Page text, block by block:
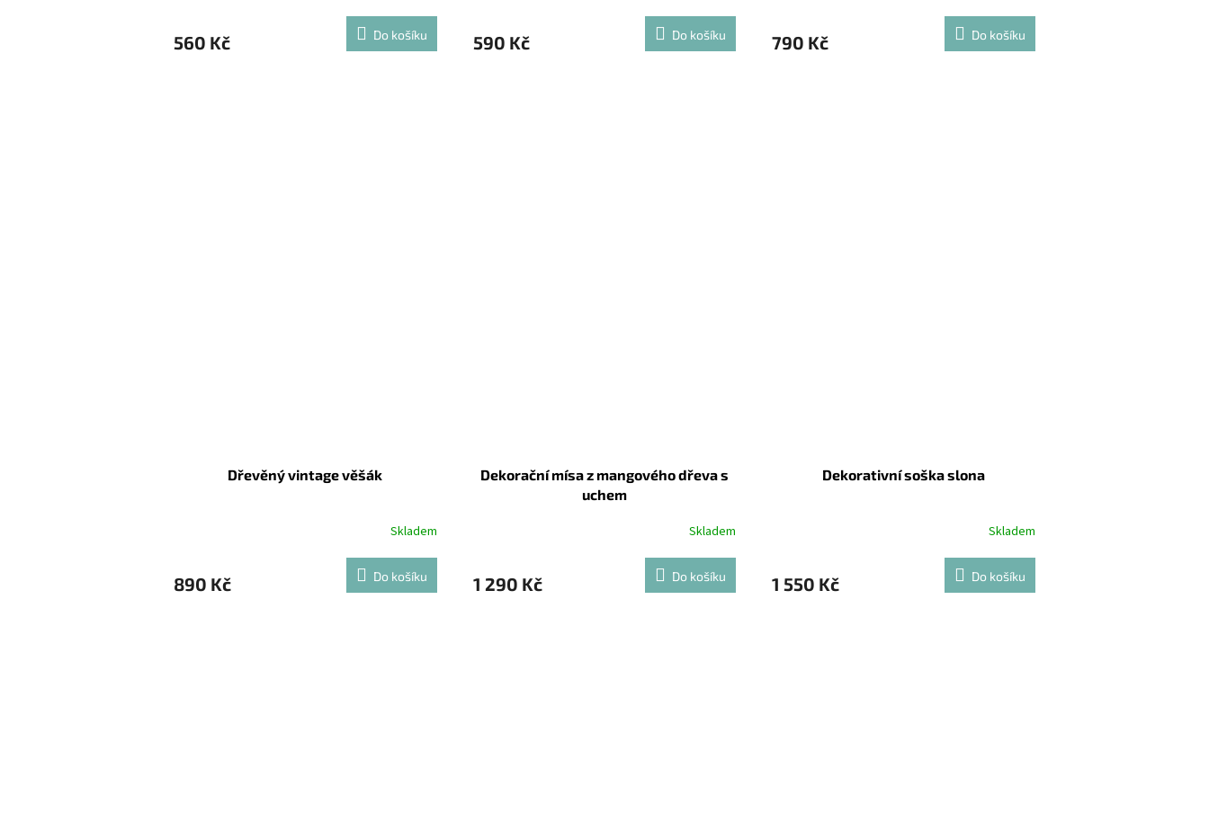
560 Kč Do košíku 590 Kč Do košíku 790 Kč Do košíku
Dřevěný vintage věšák
Skladem
890 Kč Do košíku
Dekorační mísa z mangového dřeva s
uchem
Skladem
1 290 Kč Do košíku
Dekorativní soška slona
Skladem
1 550 Kč Do košíku